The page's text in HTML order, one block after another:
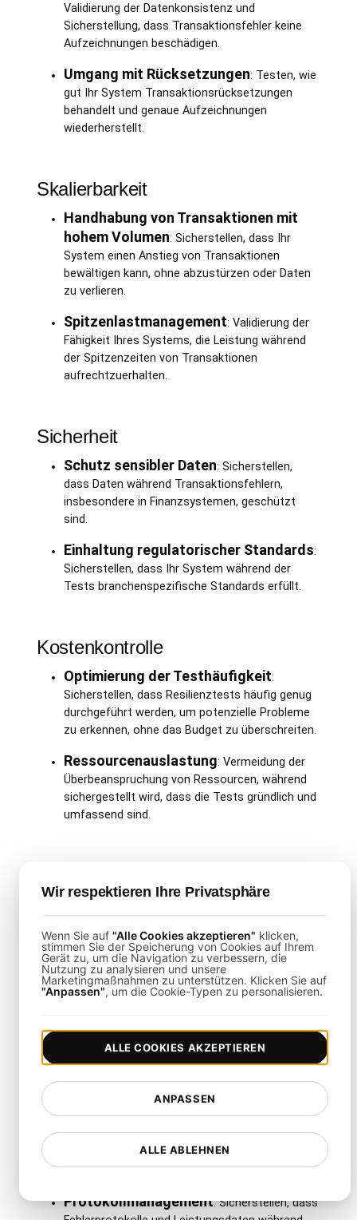
Validierung der Datenkonsistenz und
Sicherstellung, dass Transaktionsfehler keine
Aufzeichnungen beschädigen.
Umgang mit Rücksetzungen: Testen, wie
gut Ihr System Transaktionsrücksetzungen
behandelt und genaue Aufzeichnungen
wiederherstellt.
Skalierbarkeit
Handhabung von Transaktionen mit
hohem Volumen: Sicherstellen, dass Ihr
System einen Anstieg von Transaktionen
bewältigen kann, ohne abzustürzen oder Daten
zu verlieren.
Spitzenlastmanagement: Validierung der
Fähigkeit Ihres Systems, die Leistung während
der Spitzenzeiten von Transaktionen
aufrechtzuerhalten.
Sicherheit
Schutz sensibler Daten: Sicherstellen,
dass Daten während Transaktionsfehlern,
insbesondere in Finanzsystemen, geschützt
sind.
Einhaltung regulatorischer Standards:
Sicherstellen, dass Ihr System während der
Tests branchenspezifische Standards erfüllt.
Kostenkontrolle
Optimierung der Testhäufigkeit:
Sicherstellen, dass Resilienztests häufig genug
durchgeführt werden, um potenzielle Probleme
zu erkennen, ohne das Budget zu überschreiten.
Ressourcenauslastung: Vermeidung der
Überbeanspruchung von Ressourcen, während
sichergestellt wird, dass die Tests gründlich und
umfassend sind.
Simulation realer Fehler
Finanzsystemen genau widerspiegeln.
Korrekter Umgang mit Fehlern
Sicherstellen, dass Transaktionsfehler
Datenmanagement
Aufrechterhaltung der
Datenkonsistenz: Sicherstellen, dass Daten
konsistent und genau bleiben, auch wenn
Transaktionsfehler auftreten.
Protokollmanagement: Sicherstellen, dass
Wir respektieren Ihre Privatsphäre
Wenn Sie auf "Alle Cookies akzeptieren" klicken,
stimmen Sie der Speicherung von Cookies auf Ihrem
Gerät zu, um die Navigation zu verbessern, die
Nutzung zu analysieren und unsere
Marketingmaßnahmen zu unterstützen. Klicken Sie auf
"Anpassen", um die Cookie-Typen zu personalisieren.
ALLE ABLEHNEN
ANPASSEN
ALLE COOKIES AKZEPTIEREN